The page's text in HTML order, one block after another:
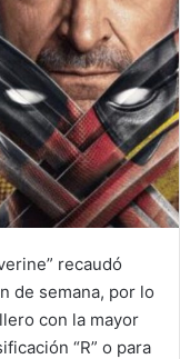
recaudó
de semana, por lo
con la mayor
“R” o para